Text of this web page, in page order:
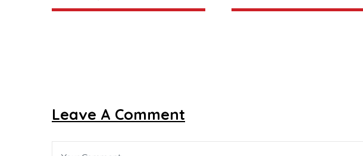
Leave A Comment